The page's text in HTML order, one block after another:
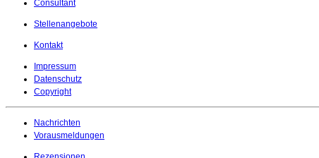
Consultant
Stellenangebote
Kontakt
Impressum
Datenschutz
Copyright
Nachrichten
Vorausmeldungen